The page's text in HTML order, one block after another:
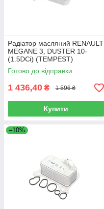
Радіатор масляний RENAULT
MEGANE 3, DUSTER 10-
(1.5DCi) (TEMPEST)
TP.1590705
Готово до відправки
1 436,40 ₴ 1 596 ₴
Купити
–10%